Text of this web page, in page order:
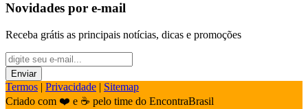
Novidades por e-mail
Receba grátis as principais notícias, dicas e promoções
Termos | Privacidade | Sitemap
Criado com ❤️ e ☕ pelo time do EncontraBrasil